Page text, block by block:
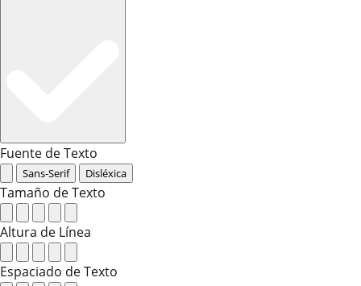
Fuente de Texto
Sans-Serif Disléxica
Tamaño de Texto
Altura de Línea
Espaciado de Texto